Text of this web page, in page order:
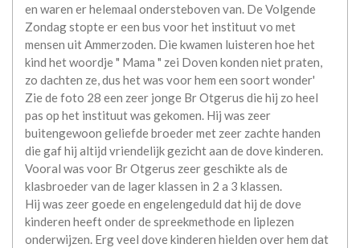
en waren er helemaal ondersteboven van. De Volgende
Zondag stopte er een bus voor het instituut vo met
mensen uit Ammerzoden. Die kwamen luisteren hoe het
kind het woordje " Mama " zei Doven konden niet praten,
zo dachten ze, dus het was voor hem een soort wonder'
Zie de foto 28 een zeer jonge Br Otgerus die hij zo heel
pas op het instituut was gekomen. Hij was zeer
buitengewoon geliefde broeder met zeer zachte handen
die gaf hij altijd vriendelijk gezicht aan de dove kinderen.
Vooral was voor Br Otgerus zeer geschikte als de
klasbroeder van de lager klassen in 2 a 3 klassen.
Hij was zeer goede en engelengeduld dat hij de dove
kinderen heeft onder de spreekmethode en liplezen
onderwijzen. Erg veel dove kinderen hielden over hem dat